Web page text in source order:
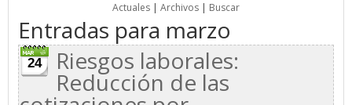
Actuales | Archivos | Buscar
Entradas para marzo
24 Riesgos laborales:
Reducción de las